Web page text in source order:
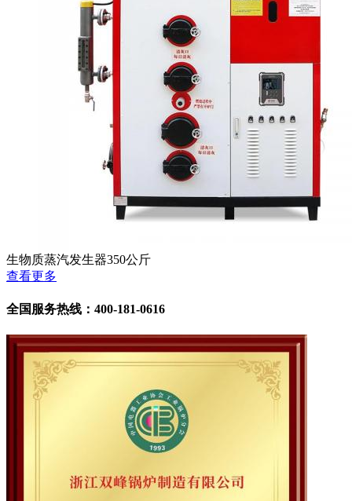
生物质蒸汽发生器350公斤
查看更多
全国服务热线：400-181-0616